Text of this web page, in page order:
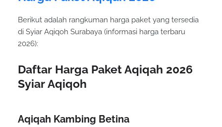
Berikut adalah rangkuman harga paket yang tersedia
di Syiar Aqiqoh Surabaya (informasi harga terbaru
2026):
Daftar Harga Paket Aqiqah 2026
Syiar Aqiqoh
Aqiqah Kambing Betina